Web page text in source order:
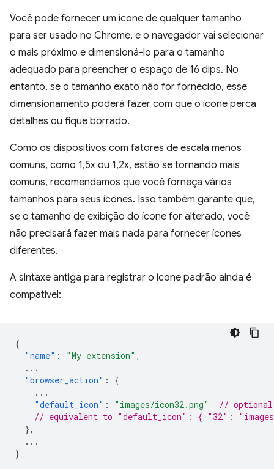
Você pode fornecer um ícone de qualquer tamanho
para ser usado no Chrome, e o navegador vai selecionar
o mais próximo e dimensioná-lo para o tamanho
adequado para preencher o espaço de 16 dips. No
entanto, se o tamanho exato não for fornecido, esse
dimensionamento poderá fazer com que o ícone perca
detalhes ou fique borrado.
Como os dispositivos com fatores de escala menos
comuns, como 1,5x ou 1,2x, estão se tornando mais
comuns, recomendamos que você forneça vários
tamanhos para seus ícones. Isso também garante que,
se o tamanho de exibição do ícone for alterado, você
não precisará fazer mais nada para fornecer ícones
diferentes.
A sintaxe antiga para registrar o ícone padrão ainda é
compatível:
{
"name" : "My extension" ,
...
"browser_action" :
{
...
"default_icon" : "images/icon32.png"
// optional
// equivalent to "default_icon": { "32":
},
...
}